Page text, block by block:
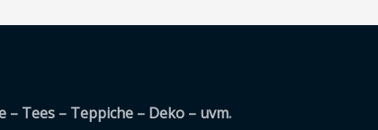
– Tees – Teppiche – Deko – uvm.